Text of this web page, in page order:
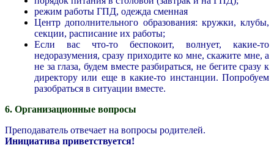
режим работы ГПД, одежда сменная
Центр дополнительного образования: кружки, клубы,
секции, расписание их работы;
Если вас что-то беспокоит, волнует, какие-то
недоразумения, сразу приходите ко мне, скажите мне, а
не за глаза, будем вместе разбираться, не бегите сразу к
директору или еще в какие-то инстанции. Попробуем
разобраться в ситуации вместе.
6. Организационные вопросы
Преподаватель отвечает на вопросы родителей.
Инициатива приветствуется!